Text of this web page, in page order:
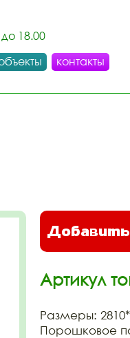
18.00
контакты
Артикул
Размеры:
Порошковое